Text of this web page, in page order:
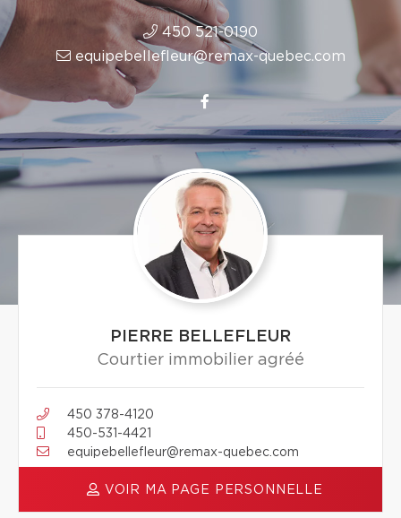
450 521-0190
equipebellefleur@remax-quebec.com
PIERRE BELLEFLEUR
Courtier immobilier agréé
450 378-4120
450-531-4421
equipebellefleur@remax-quebec.com
VOIR MA PAGE PERSONNELLE